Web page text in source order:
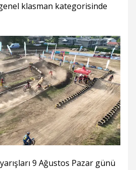
klasman kategorisinde
9 Ağustos Pazar günü